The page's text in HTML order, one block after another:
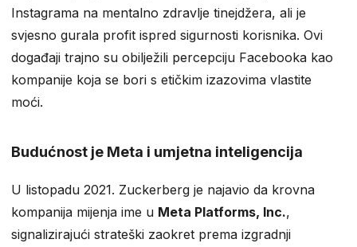
Instagrama na mentalno zdravlje tinejdžera, ali je
svjesno gurala profit ispred sigurnosti korisnika. Ovi
događaji trajno su obilježili percepciju Facebooka kao
kompanije koja se bori s etičkim izazovima vlastite
moći.
Budućnost je Meta i umjetna inteligencija
U listopadu 2021. Zuckerberg je najavio da krovna
kompanija mijenja ime u Meta Platforms, Inc.,
signalizirajući strateški zaokret prema izgradnji